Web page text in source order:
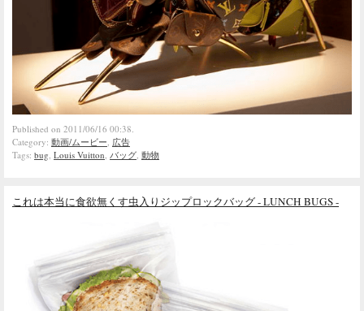
Published on 2011/06/16 00:38.
Category: 動画/ムービー 広告
Tags: bug Louis Vuitton バッグ 動物
これは本当に食欲無くす虫入りジップロックバッグ - LUNCH BUGS -